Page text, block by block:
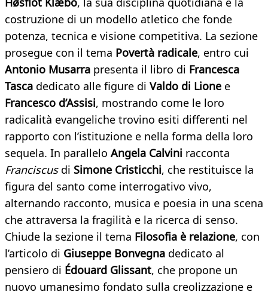
costruzione di un modello atletico che fonde
potenza, tecnica e visione competitiva. La sezione
prosegue con il tema Povertà radicale, entro cui
Antonio Musarra presenta il libro di Francesca
Tasca dedicato alle figure di Valdo di Lione e
Francesco d’Assisi, mostrando come le loro
radicalità evangeliche trovino esiti differenti nel
rapporto con l’istituzione e nella forma della loro
sequela. In parallelo Angela Calvini racconta
Franciscus di Simone Cristicchi, che restituisce la
figura del santo come interrogativo vivo,
alternando racconto, musica e poesia in una scena
che attraversa la fragilità e la ricerca di senso.
Chiude la sezione il tema Filosofia è relazione, con
l’articolo di Giuseppe Bonvegna dedicato al
pensiero di Édouard Glissant, che propone un
nuovo umanesimo fondato sulla creolizzazione e